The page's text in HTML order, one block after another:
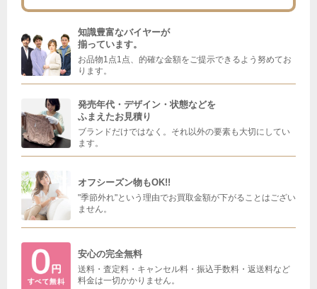
知識豊富なバイヤーが
揃っています。
お品物1点1点、的確な金額をご提示できるよう努めてお
ります。
発売年代・デザイン・状態などを
ふまえたお見積り
ブランドだけではなく。それ以外の要素も大切にしてい
ます。
オフシーズン物もOK!!
"季節外れ"という理由でお買取金額が下がることはござい
ません。
安心の完全無料
送料・査定料・キャンセル料・振込手数料・返送料など
料金は一切かかりません。